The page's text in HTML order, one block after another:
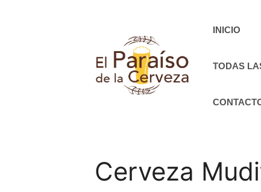
INICIO
TODAS
Cerveza